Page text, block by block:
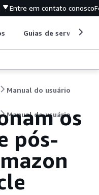
Entre em contato conosco
Guias de serviço
Manual do usuário
Manual do usuário
os
pós-